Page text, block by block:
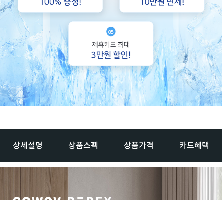
상세설명 상품스펙 상품가격 카드혜택